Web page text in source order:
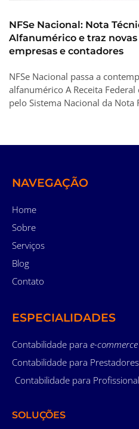
NFSe Nacional: Nota
Alfanumérico e traz
empresas e contadores
NFSe Nacional passa a
alfanumérico A Receita
pelo Sistema Nacional da Nota
NAVEGAÇÃO
Home
Sobre
Serviços
Blog
Contato
ESPECIALIDADES
Contabilidade para e-commerce
Contabilidade para
Contabilidade para
SOLUÇÕES